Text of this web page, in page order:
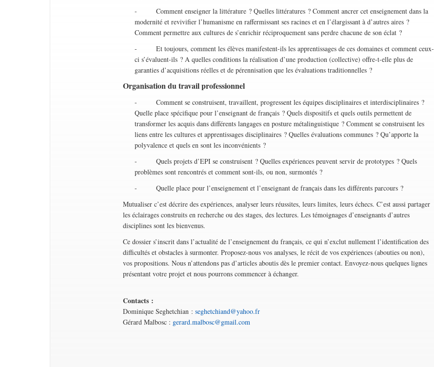
- Comment enseigner la littérature ? Quelles littératures ? Comment ancrer cet enseignement dans la
modernité et revivifier l’humanisme en raffermissant ses racines et en l’élargissant à d’autres aires ?
Comment permettre aux cultures de s’enrichir réciproquement sans perdre chacune de son éclat ?
- Et toujours, comment les élèves manifestent-ils les apprentissages de ces domaines et comment ceux-
ci s’évaluent-ils ? A quelles conditions la réalisation d’une production (collective) offre-t-elle plus de
garanties d’acquisitions réelles et de pérennisation que les évaluations traditionnelles ?
Organisation du travail professionnel
- Comment se construisent, travaillent, progressent les équipes disciplinaires et interdisciplinaires ?
Quelle place spécifique pour l’enseignant de français ? Quels dispositifs et quels outils permettent de
transformer les acquis dans différents langages en posture métalinguistique ? Comment se construisent les
liens entre les cultures et apprentissages disciplinaires ? Quelles évaluations communes ? Qu’apporte la
polyvalence et quels en sont les inconvénients ?
- Quels projets d’EPI se construisent ? Quelles expériences peuvent servir de prototypes ? Quels
problèmes sont rencontrés et comment sont-ils, ou non, surmontés ?
- Quelle place pour l’enseignement et l’enseignant de français dans les différents parcours ?
Mutualiser c’est décrire des expériences, analyser leurs réussites, leurs limites, leurs échecs. C’est aussi partager
les éclairages construits en recherche ou des stages, des lectures. Les témoignages d’enseignants d’autres
disciplines sont les bienvenus.
Ce dossier s’inscrit dans l’actualité de l’enseignement du français, ce qui n’exclut nullement l’identification des
difficultés et obstacles à surmonter. Proposez-nous vos analyses, le récit de vos expériences (abouties ou non),
vos propositions. Nous n’attendons pas d’articles aboutis dès le premier contact. Envoyez-nous quelques lignes
présentant votre projet et nous pourrons commencer à échanger.
Contacts :
Dominique Seghetchian :seghetchiand@yahoo.fr
Gérard Malbosc : gerard.malbosc@gmail.com